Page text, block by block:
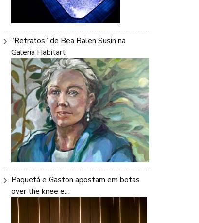
“Retratos” de Bea Balen Susin na
Galeria Habitart
Paquetá e Gaston apostam em botas
over the knee e…